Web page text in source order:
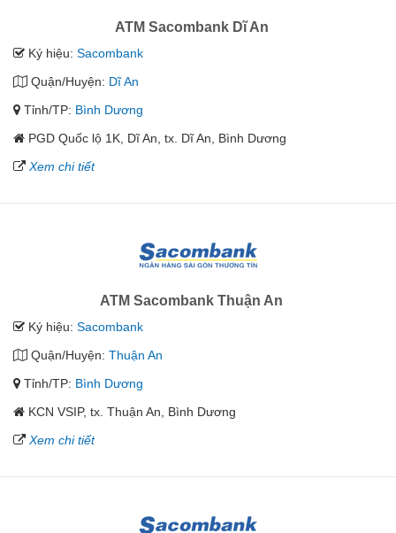
ATM Sacombank Dĩ An
Ký hiệu: Sacombank
Quận/Huyện: Dĩ An
Tỉnh/TP: Bình Dương
PGD Quốc lộ 1K, Dĩ An, tx. Dĩ An, Bình Dương
Xem chi tiết
ATM Sacombank Thuận An
Ký hiệu: Sacombank
Quận/Huyện: Thuận An
Tỉnh/TP: Bình Dương
KCN VSIP, tx. Thuận An, Bình Dương
Xem chi tiết